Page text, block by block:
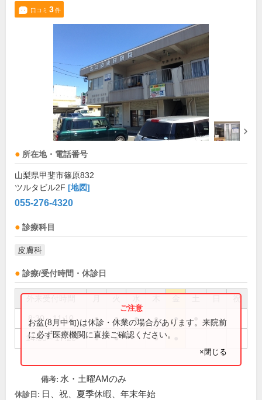
口コミ 3件
所在地・電話番号
山梨県甲斐市篠原832
ツルタビル2F [地図]
055-276-4320
診療科目
皮膚科
診療/受付時間・休診日
祝
8:30～11:10 ● ● ● ● ●
14:30～17:20 ● ● ●
お盆(8月中旬)は休診・休業の場合があります。来院前
に必ず医療機関に直接ご確認ください。
×閉じる
備考: 水・土曜AMのみ
休診日: 日、祝、夏季休暇、年末年始